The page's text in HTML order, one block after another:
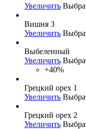
Увеличить
Вишня 3
Увеличить
Выбеленный
Увеличить
+40%
Грецкий орех 1
Увеличить
Грецкий орех 2
Увеличить